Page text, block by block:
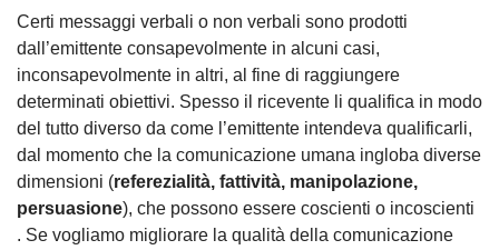
Certi messaggi verbali o non verbali sono prodotti
dall’emittente consapevolmente in alcuni casi,
inconsapevolmente in altri, al fine di raggiungere
determinati obiettivi. Spesso il ricevente li qualifica in modo
del tutto diverso da come l’emittente intendeva qualificarli,
dal momento che la comunicazione umana ingloba diverse
dimensioni (referezialità, fattività, manipolazione,
persuasione), che possono essere coscienti o incoscienti
. Se vogliamo migliorare la qualità della comunicazione